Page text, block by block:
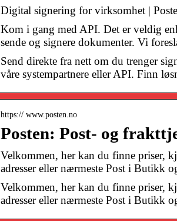
Digital signering for virksomhet |
Kom i gang med API. Det er veldig
sende og signere dokumenter. Vi
Send direkte fra nett om du trenger
våre systempartnere eller API. Finn
https:// www.posten.no
Posten: Post- og
Velkommen, her kan du finne priser,
adresser eller nærmeste Post i Butikk
Velkommen, her kan du finne priser,
adresser eller nærmeste Post i Butikk